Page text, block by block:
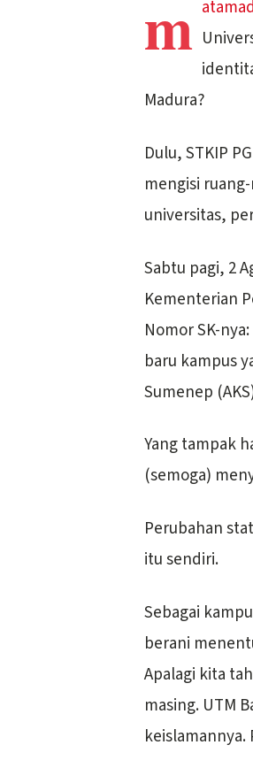
m
Madura?
Dulu, STKIP
mengisi
universitas,
Sabtu pagi, 2
Kementerian
Nomor SK-
baru kampus
Sumenep
Yang tampak
(semoga)
Perubahan
itu sendiri.
Sebagai
berani
Apalagi kita
masing. UTM